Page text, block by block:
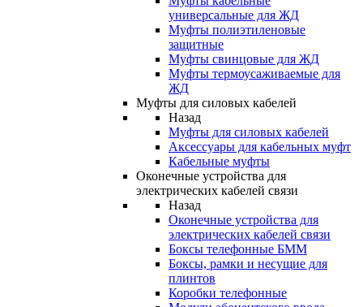
универсальные для ЖД
Муфты полиэтиленовые
защитные
Муфты свинцовые для ЖД
Муфты термоусаживаемые для
ЖД
Муфты для силовых кабелей
Назад
Муфты для силовых кабелей
Аксессуары для кабельных муфт
Кабельные муфты
Оконечные устройства для
электрических кабелей связи
Назад
Оконечные устройства для
электрических кабелей связи
Боксы телефонные БММ
Боксы, рамки и несущие для
плинтов
Коробки телефонные